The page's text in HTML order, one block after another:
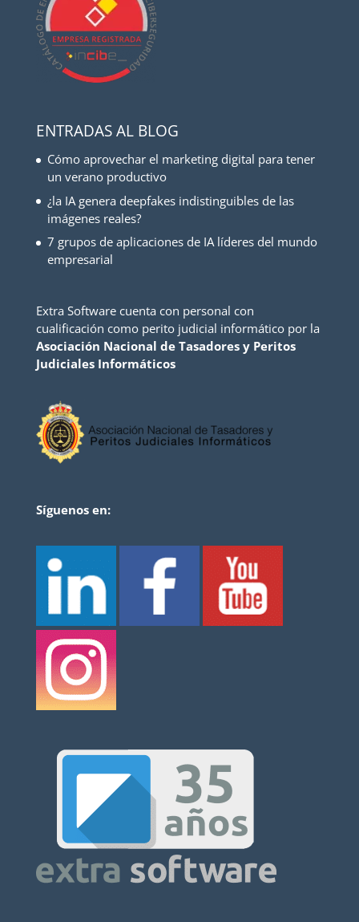
ENTRADAS AL BLOG
Cómo aprovechar el marketing digital para tener
un verano productivo
¿la IA genera deepfakes indistinguibles de las
imágenes reales?
7 grupos de aplicaciones de IA líderes del mundo
empresarial
Extra Software cuenta con personal con
cualificación como perito judicial informático por la
Asociación Nacional de Tasadores y Peritos
Judiciales Informáticos
Síguenos en: